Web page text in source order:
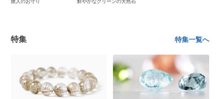
旅人のお守り 鮮やかなグリーンの天然石
特集 特集一覧へ